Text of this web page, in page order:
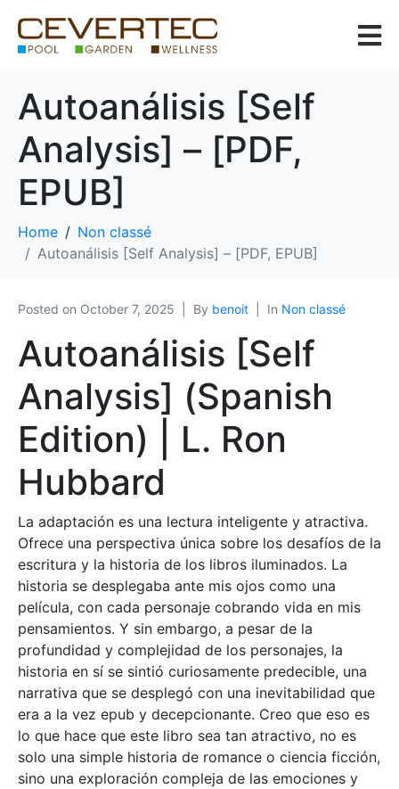
Autoanálisis [Self
Analysis] – [PDF,
EPUB]
Home
Non classé
Autoanálisis [Self Analysis] – [PDF, EPUB]
Posted on October 7, 2025 By benoit In Non classé
Autoanálisis [Self
Analysis] (Spanish
Edition) | L. Ron
Hubbard
La adaptación es una lectura inteligente y atractiva.
Ofrece una perspectiva única sobre los desafíos de la
escritura y la historia de los libros iluminados. La
historia se desplegaba ante mis ojos como una
película, con cada personaje cobrando vida en mis
pensamientos. Y sin embargo, a pesar de la
profundidad y complejidad de los personajes, la
historia en sí se sintió curiosamente predecible, una
narrativa que se desplegó con una inevitabilidad que
era a la vez epub y decepcionante. Creo que eso es
lo que hace que este libro sea tan atractivo, no es
solo una simple historia de romance o ciencia ficción,
sino una exploración compleja de las emociones y